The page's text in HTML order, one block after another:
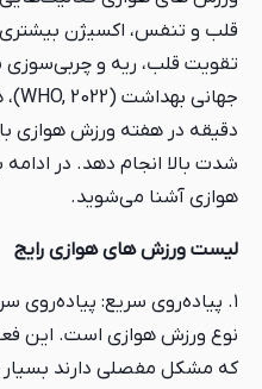
قلب و تنفس، اکسیژن
تقویت قلب، ریه و
شدت بالا انجام دهد. در
هوازی آشنا می‌شوید.
لیست ورزش های هوازی رایج
۱. پیاده‌روی سریع: پیاده‌روی
نوع ورزش هوازی است. این
که مشکل مفصلی دارند